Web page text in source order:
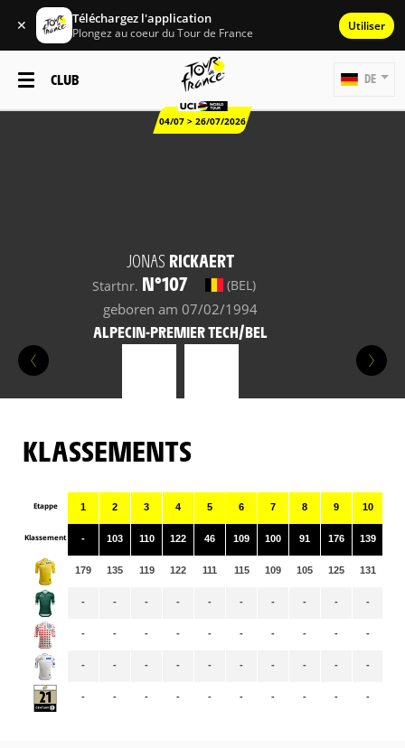
✕ Téléchargez l'application
Plongez au coeur du Tour de France Utiliser
CLUB
04/07 > 26/07/2026
DE
JONAS RICKAERT
Startnr. N°107 (BEL)
geboren am 07/02/1994
ALPECIN-PREMIER TECH/BEL
KLASSEMENTS
Etappe
Klassement
1
-
179
-
-
-
-
2
103
135
-
-
-
-
3
110
119
-
-
-
-
4
122
122
-
-
-
-
5
46
111
-
-
-
-
6
109
115
-
-
-
-
7
100
109
-
-
-
-
8
91
105
-
-
-
-
9
176
125
-
-
-
-
10
139
131
-
-
-
-